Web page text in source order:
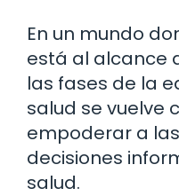
En un mundo
está al alcance
las fases de la
salud se vuelve
empoderar a
decisiones
salud.